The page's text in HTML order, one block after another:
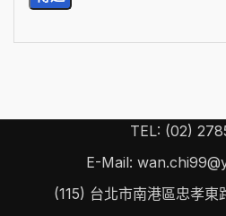
TEL: (02)
E-Mail:
(115) 台北市南港區忠孝東